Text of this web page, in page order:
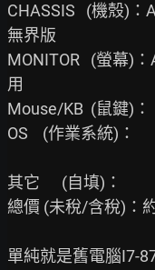
CHASSIS   (機殼)：
無界版
MONITOR   (螢幕)
用
Mouse/KB  (鼠鍵)：
OS    (作業系統)：
其它      (自填)：
總價 (未稅/含稅)：
單純就是舊電腦I7-